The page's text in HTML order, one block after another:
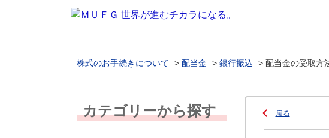
株式のお手続きについて > 配当金 > 銀行振込 > 配当金の受取方
カテゴリーから探す 戻る